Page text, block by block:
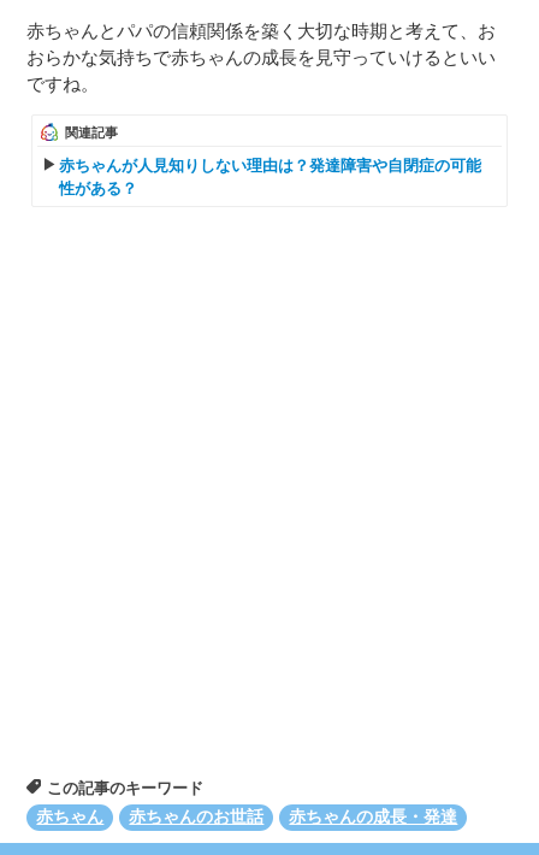
赤ちゃんとパパの信頼関係を築く大切な時期と考えて、お
おらかな気持ちで赤ちゃんの成長を見守っていけるといい
ですね。
関連記事
赤ちゃんが人見知りしない理由は？発達障害や自閉症の可能
性がある？
この記事のキーワード
赤ちゃん
赤ちゃんのお世話 赤ちゃんの成長・発達